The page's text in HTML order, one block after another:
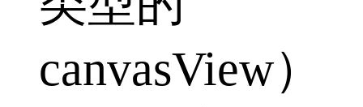
canvasView）